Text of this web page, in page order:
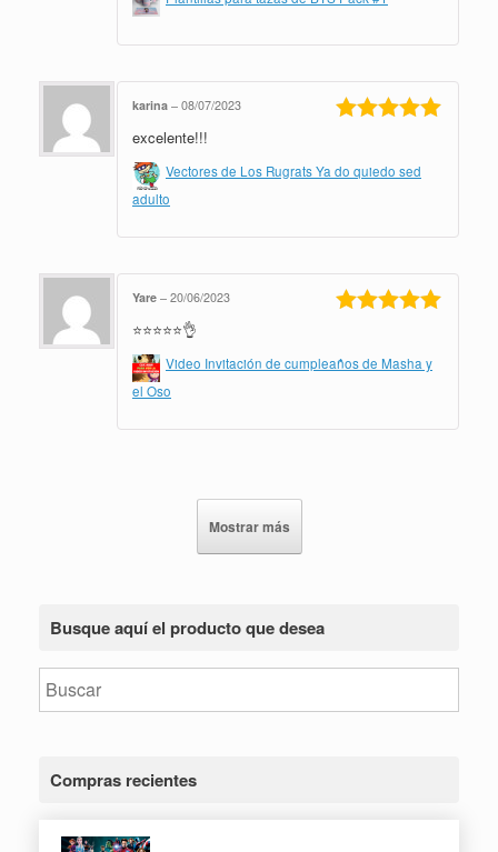
karina – 08/07/2023
excelente!!!
Vectores de Los Rugrats Ya do quiedo sed
adulto
Yare – 20/06/2023
⭐⭐⭐⭐⭐👌
Video Invitación de cumpleaños de Masha y
el Oso
Mostrar más
Busque aquí el producto que desea
Compras recientes